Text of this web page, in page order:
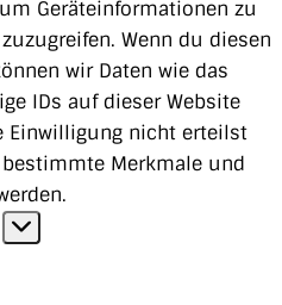
Geräteinformationen zu
Wenn du diesen
wir Daten wie das
IDs auf dieser Website
Einwilligung nicht erteilst
Merkmale und